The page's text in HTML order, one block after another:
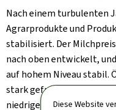
Diese Website
Nach einem turbulenten
Agrarprodukte und
stabilisiert. Der
nach oben entwickelt,
auf hohem Niveau stabil.
stark gefragt und
niedrigem Niveau